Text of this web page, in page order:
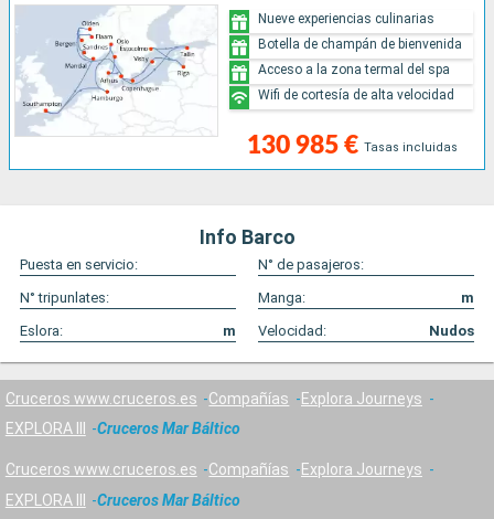
130 985 € Tasas incluidas
Nueve experiencias culinarias
Botella de champán de bienvenida
Acceso a la zona termal del spa
Wifi de cortesía de alta velocidad
Info Barco
Puesta en servicio:
N° de pasajeros:
N° tripunlates:
Manga:
m
Eslora:
m Velocidad: Nudos
Cruceros www.cruceros.es Compañías
Explora Journeys
EXPLORA III
Cruceros Mar Báltico
Cruceros www.cruceros.es Compañías
Explora Journeys
EXPLORA III
Cruceros Mar Báltico